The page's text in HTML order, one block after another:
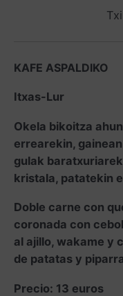
KAFE ASPALDIKO
Itxas-Lur
Okela bikoitza
errearekin,
gulak
kristala, patatekin
Doble carne con
coronada con
al ajillo, wakame y
de patatas y
Precio: 13 euros